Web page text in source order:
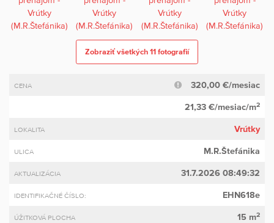
Zobraziť všetkých 11 fotografií
CENA 320,00 €/mesiac
21,33 €/mesiac/m2
LOKALITA Vrútky
ULICA M.R.Štefánika
AKTUALIZÁCIA 31.7.2026 08:49:32
IDENTIFIKAČNÉ ČÍSLO: EHN618e
ÚŽITKOVÁ PLOCHA 15 m2